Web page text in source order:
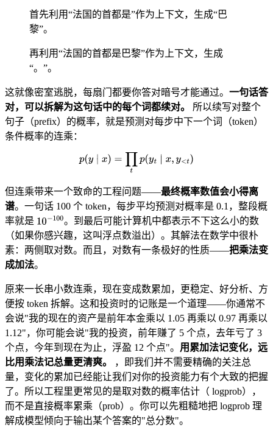
首先利用“法国的首都是”作为上下文，生成“巴
黎”。
再利用“法国的首都是巴黎”作为上下文，生成
“。”。
这就像密室逃脱，每扇门都要你答对暗号才能通过。 一句话答
对，可以拆解为这句话中的每个词都续对。
所以续写对整个
句子（prefix）的概率，就是预测对每步中下一个词（token）
条件概率的连乘：
但连乘带来一个致命的工程问题——最终概率数值会小得离
谱。一句话 100 个 token，每步平均预测对概率是 0.1，整段概
率就是
。到最后可能计算机中都表示不下这么小的数
（如果你感兴趣，这叫浮点数溢出）。其解法在数学中很朴
素：两侧取对数。而且，对数有一条极好的性质——把乘法变
成加法。
原来一长串小数连乘，现在变成数累加，更稳定、好分析、方
便按 token 拆解。这和投资时的记账是一个道理——你通常不
会说"我的现在的资产是前年本金乘以 1.05 再乘以 0.97 再乘以
1.12"，你可能会说"我的投资，前年赚了 5 个点，去年亏了 3
个点，今年到现在为止，浮盈 12 个点"。 用累加法记变化，远
比用乘法记总量更清爽。
，即我们并不需要精确的关注总
量，变化的累加已经能让我们对你的投资能力有个大致的把握
了。所以工程里更常见的是取对数的概率估计（ logprob），
而不是直接概率累乘（prob）。你可以先粗糙地把 logprob 理
解成模型倾向于输出某个答案的"总分数"。